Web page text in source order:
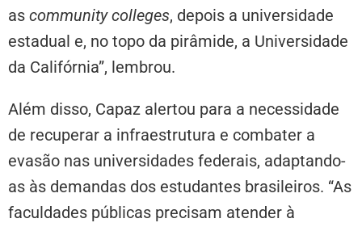
as community colleges, depois a universidade
estadual e, no topo da pirâmide, a Universidade
da Califórnia”, lembrou.
Além disso, Capaz alertou para a necessidade
de recuperar a infraestrutura e combater a
evasão nas universidades federais, adaptando-
as às demandas dos estudantes brasileiros. “As
faculdades públicas precisam atender à